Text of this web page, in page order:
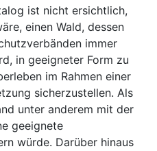
ist nicht ersichtlich,
einen Wald, dessen
immer
in geeigneter Form zu
im Rahmen einer
sicherzustellen. Als
unter anderem mit der
geeignete
würde. Darüber hinaus